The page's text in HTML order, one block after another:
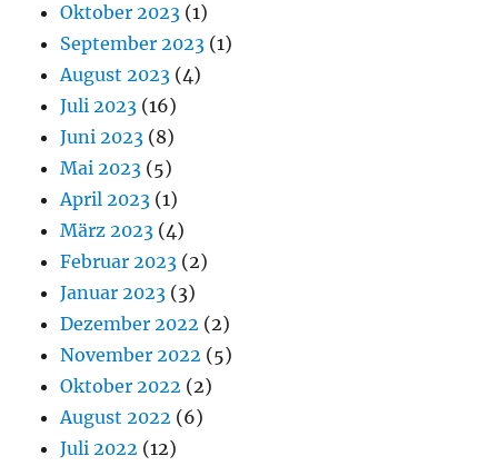
Oktober 2023 (1)
September 2023 (1)
August 2023 (4)
Juli 2023 (16)
Juni 2023 (8)
Mai 2023 (5)
April 2023 (1)
März 2023 (4)
Februar 2023 (2)
Januar 2023 (3)
Dezember 2022 (2)
November 2022 (5)
Oktober 2022 (2)
August 2022 (6)
Juli 2022 (12)